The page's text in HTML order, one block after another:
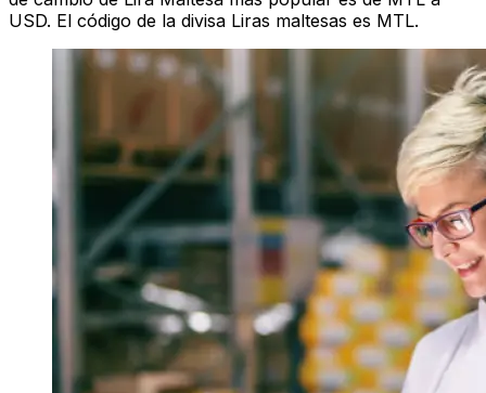
USD. El código de la divisa Liras maltesas es MTL.